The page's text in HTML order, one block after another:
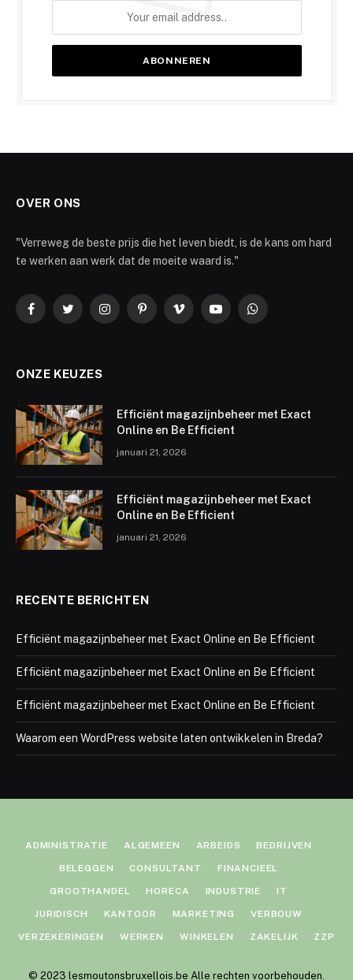
OVER ONS
"Verreweg de beste prijs die het leven biedt, is de kans om hard
te werken aan werk dat de moeite waard is."
FacebookTwitterInstagramPinterestVimeo YouTubeWhatsApp
ONZE KEUZES
Efficiënt magazijnbeheer met Exact
Online en Be Efficient
januari 21, 2026
Efficiënt magazijnbeheer met Exact
Online en Be Efficient
januari 21, 2026
RECENTE BERICHTEN
Efficiënt magazijnbeheer met Exact Online en Be Efficient
Efficiënt magazijnbeheer met Exact Online en Be Efficient
Efficiënt magazijnbeheer met Exact Online en Be Efficient
Waarom een WordPress website laten ontwikkelen in Breda?
ADMINISTRATIE ALGEMEEN ARBEIDS BEDRIJVEN
BELEGGEN CONSULTANT FINANCIEEL
GROOTHANDEL HORECA INDUSTRIE IT
JURIDISCH KANTOOR MARKETING VERBOUW
VERZEKERINGEN WERKEN WINKELEN ZAKELIJK ZZP
© 2023 lesmoutonsbruxellois.be Alle rechten voorbehouden.